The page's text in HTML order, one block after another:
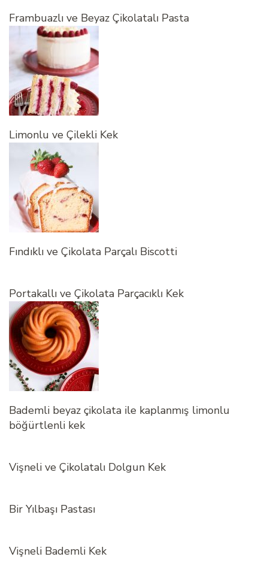
Frambuazlı ve Beyaz Çikolatalı Pasta
Limonlu ve Çilekli Kek
Fındıklı ve Çikolata Parçalı Biscotti
Portakallı ve Çikolata Parçacıklı Kek
Bademli beyaz çikolata ile kaplanmış limonlu
böğürtlenli kek
Vişneli ve Çikolatalı Dolgun Kek
Bir Yılbaşı Pastası
Vişneli Bademli Kek